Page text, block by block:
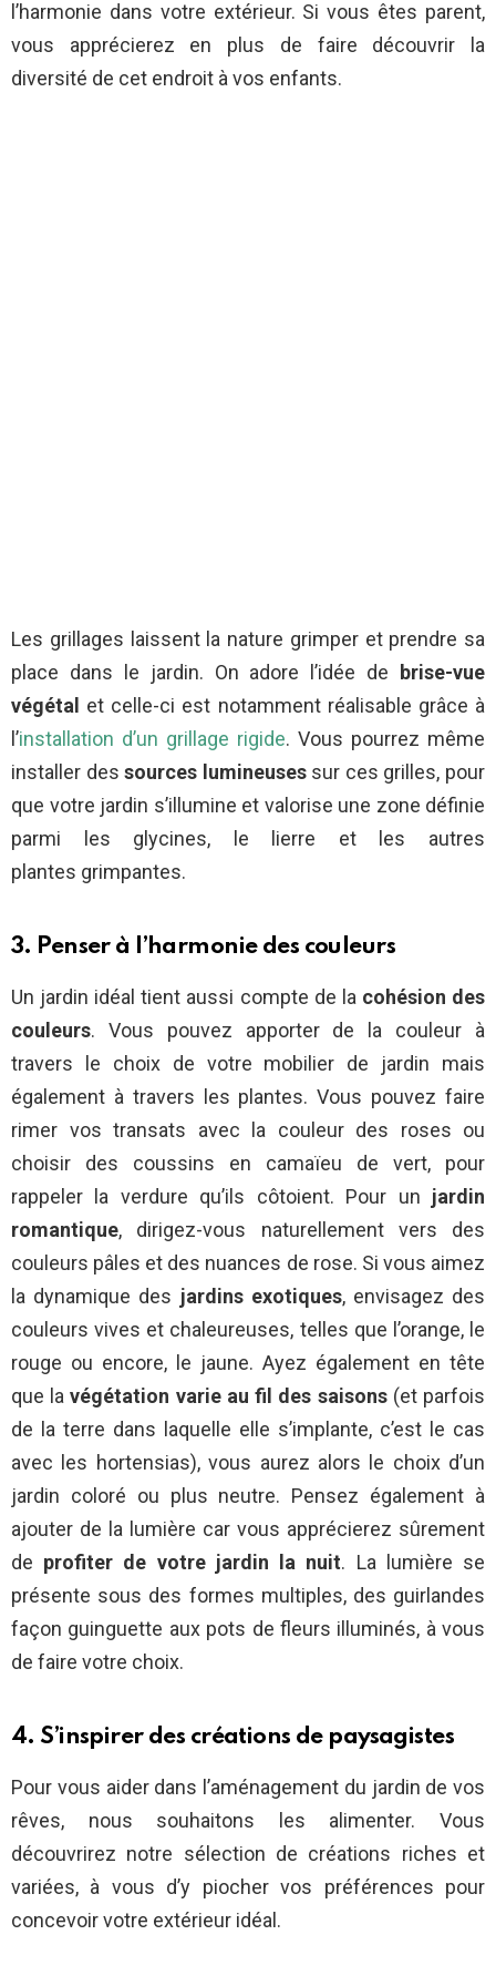
l’harmonie dans votre extérieur. Si vous êtes parent,
vous apprécierez en plus de faire découvrir la
diversité de cet endroit à vos enfants.
Les grillages laissent la nature grimper et prendre sa
place dans le jardin. On adore l’idée de
brise-vue
végétal
et celle-ci est notamment réalisable grâce à
l’installation d’un grillage rigide. Vous pourrez même
installer dessources lumineusessur ces grilles, pour
que votre jardin s’illumine et valorise une zone définie
parmi les glycines, le lierre et les autres
plantes grimpantes.
3. Penser à l’harmonie des couleurs
Un jardin idéal tient aussi compte de la cohésion des
couleurs. Vous pouvez apporter de la couleur à
travers le choix de votre mobilier de jardin mais
également à travers les plantes. Vous pouvez faire
rimer vos transats avec la couleur des roses ou
choisir des coussins en camaïeu de vert, pour
rappeler la verdure qu’ils côtoient. Pour un jardin
romantique, dirigez-vous naturellement vers des
couleurs pâles et des nuances de rose. Si vous aimez
la dynamique des jardins exotiques, envisagez des
couleurs vives et chaleureuses, telles que l’orange, le
rouge ou encore, le jaune. Ayez également en tête
que lavégétation varie au fil des saisons(et parfois
de la terre dans laquelle elle s’implante, c’est le cas
avec les hortensias), vous aurez alors le choix d’un
jardin coloré ou plus neutre. Pensez également à
ajouter de la lumière car vous apprécierez sûrement
de profiter de votre jardin la nuit. La lumière se
présente sous des formes multiples, des guirlandes
façon guinguette aux pots de fleurs illuminés, à vous
de faire votre choix.
4. S’inspirer des créations de paysagistes
Pour vous aider dans l’aménagement du jardin de vos
rêves, nous souhaitons les alimenter. Vous
découvrirez notre sélection de créations riches et
variées, à vous d’y piocher vos préférences pour
concevoir votre extérieur idéal.